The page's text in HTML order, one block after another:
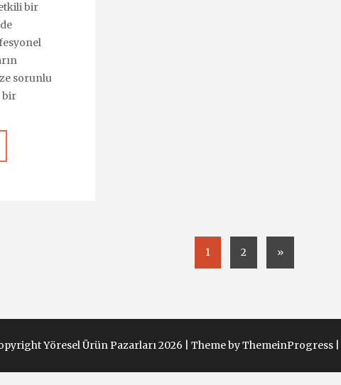
bir
sorunlu
bir
1 2 »
Yöresel Ürün Pazarları 2026 | Theme by ThemeinProgress|